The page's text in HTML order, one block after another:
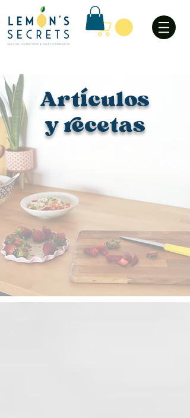
Artículos
y recetas